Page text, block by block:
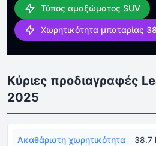
Τύπος αμαξώματος SUV
Χωρητικότητα μπαταρίας
Κύριες προδιαγραφές
2025
Ακαθάριστη χωρητικότητα
38.7